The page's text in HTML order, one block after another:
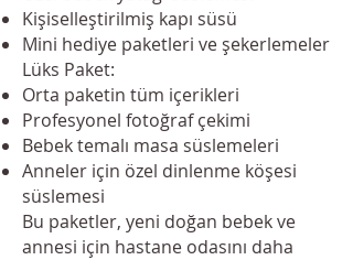
Kişiselleştirilmiş kapı süsü
Mini hediye paketleri ve şekerlemeler
Lüks Paket:
Orta paketin tüm içerikleri
Profesyonel fotoğraf çekimi
Bebek temalı masa süslemeleri
Anneler için özel dinlenme köşesi
süslemesi
Bu paketler, yeni doğan bebek ve
annesi için hastane odasını daha